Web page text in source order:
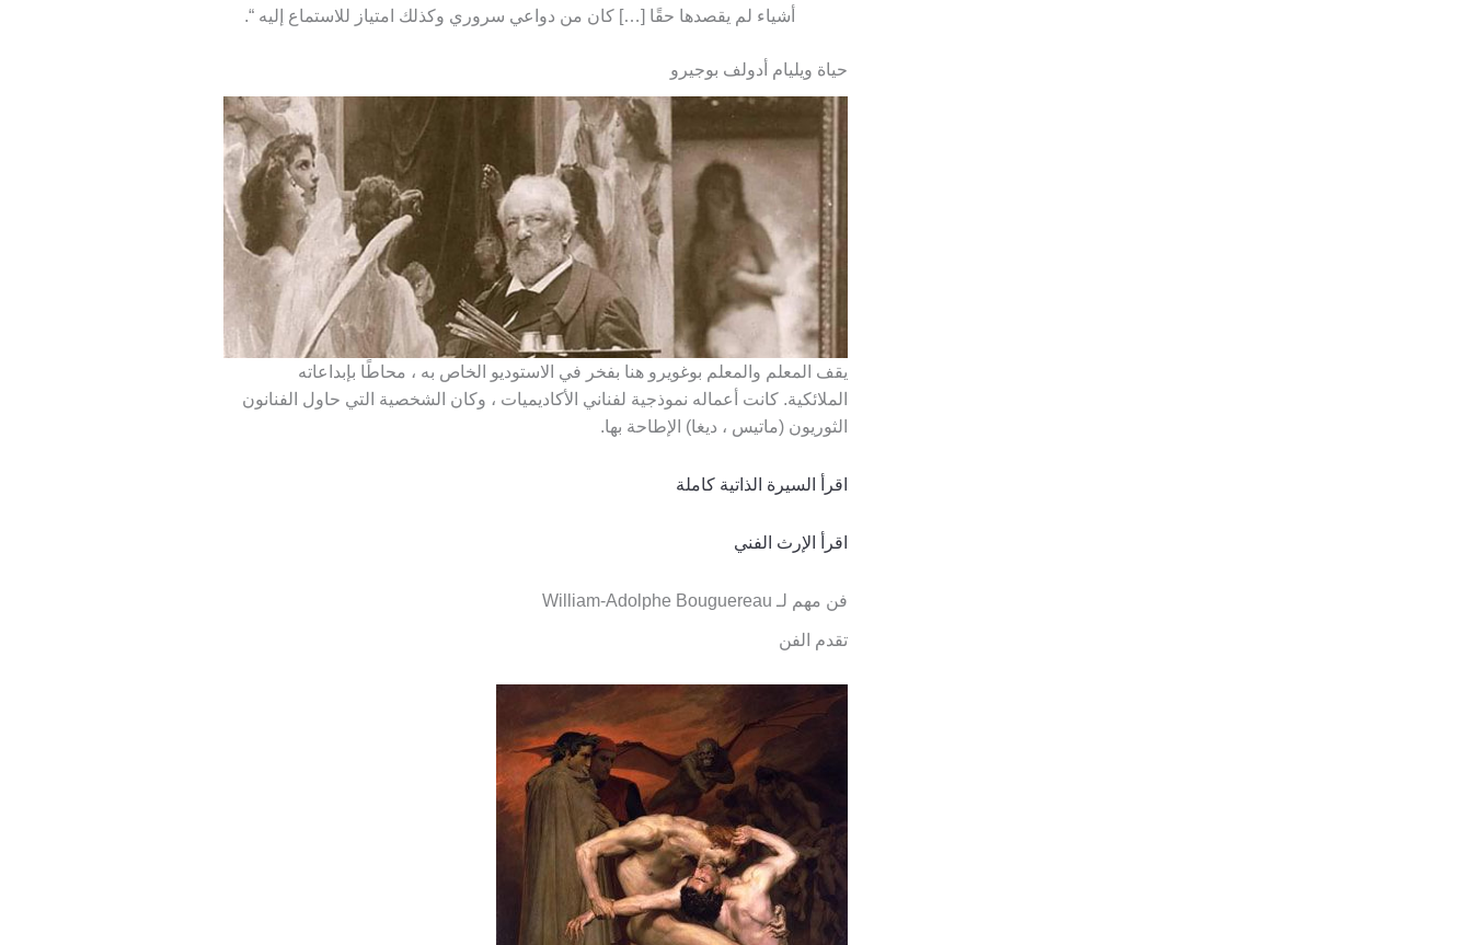
أشياء لم يقصدها حقًا […] كان من دواعي سروري وكذلك امتياز للاستماع إليه “.
حياة ويليام أدولف بوجيرو
يقف المعلم والمعلم بوغويرو هنا بفخر في الاستوديو الخاص به ، محاطًا بإبداعاته
الملائكية. كانت أعماله نموذجية لفناني الأكاديميات ، وكان الشخصية التي حاول الفنانون
الثوريون (ماتيس ، ديغا) الإطاحة بها.
اقرأ السيرة الذاتية كاملة
اقرأ الإرث الفني
فن مهم لـ William-Adolphe Bouguereau
تقدم الفن